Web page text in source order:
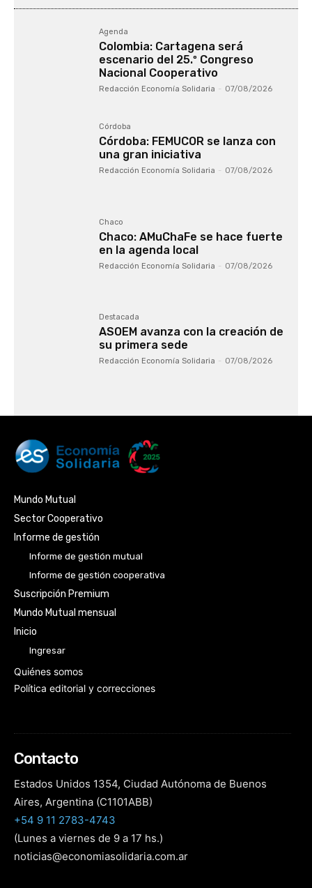
Agenda
Colombia: Cartagena será
escenario del 25.º Congreso
Nacional Cooperativo
Redacción Economía Solidaria - 07/08/2026
Córdoba
Córdoba: FEMUCOR se lanza con
una gran iniciativa
Redacción Economía Solidaria - 07/08/2026
Chaco
Chaco: AMuChaFe se hace fuerte
en la agenda local
Redacción Economía Solidaria - 07/08/2026
Destacada
ASOEM avanza con la creación de
su primera sede
Redacción Economía Solidaria - 07/08/2026
Mundo Mutual
Sector Cooperativo
Informe de gestión
Informe de gestión mutual
Informe de gestión cooperativa
Suscripción Premium
Mundo Mutual mensual
Inicio
Ingresar
Quiénes somos
Política editorial y correcciones
Contacto
Estados Unidos 1354, Ciudad Autónoma de Buenos
Aires, Argentina (C1101ABB)
+54 9 11 2783-4743
(Lunes a viernes de 9 a 17 hs.)
noticias@economiasolidaria.com.ar